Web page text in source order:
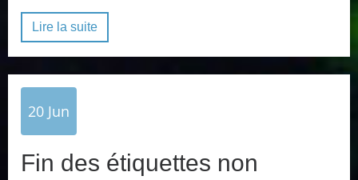
Lire la suite
20 Jun
Fin des étiquettes non